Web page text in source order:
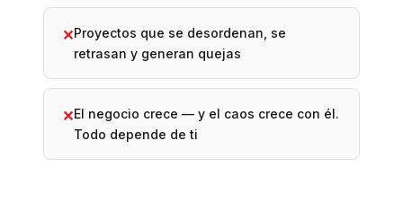
✕Proyectos que se desordenan, se
retrasan y generan quejas
✕El negocio crece — y el caos crece con él.
Todo depende de ti